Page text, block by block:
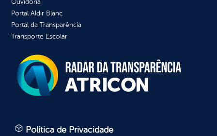
Ouvidoria
Portal Aldir Blanc
Portal da Transparência
Transporte Escolar
Política de Privacidade